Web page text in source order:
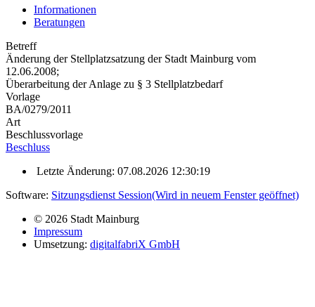
Informationen
Beratungen
Betreff
Änderung der Stellplatzsatzung der Stadt Mainburg vom
12.06.2008;
Überarbeitung der Anlage zu § 3 Stellplatzbedarf
Vorlage
BA/0279/2011
Art
Beschlussvorlage
Beschluss
Letzte Änderung: 07.08.2026 12:30:19
Software: Sitzungsdienst Session(Wird in neuem Fenster geöffnet)
© 2026 Stadt Mainburg
Impressum
Umsetzung: digitalfabriX GmbH